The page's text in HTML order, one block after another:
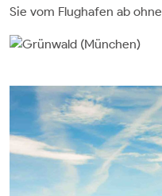
Sie vom Flughafen ab